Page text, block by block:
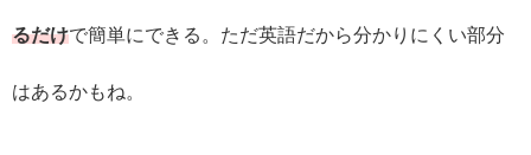
るだけで簡単にできる。ただ英語だから分かりにくい部分
はあるかもね。